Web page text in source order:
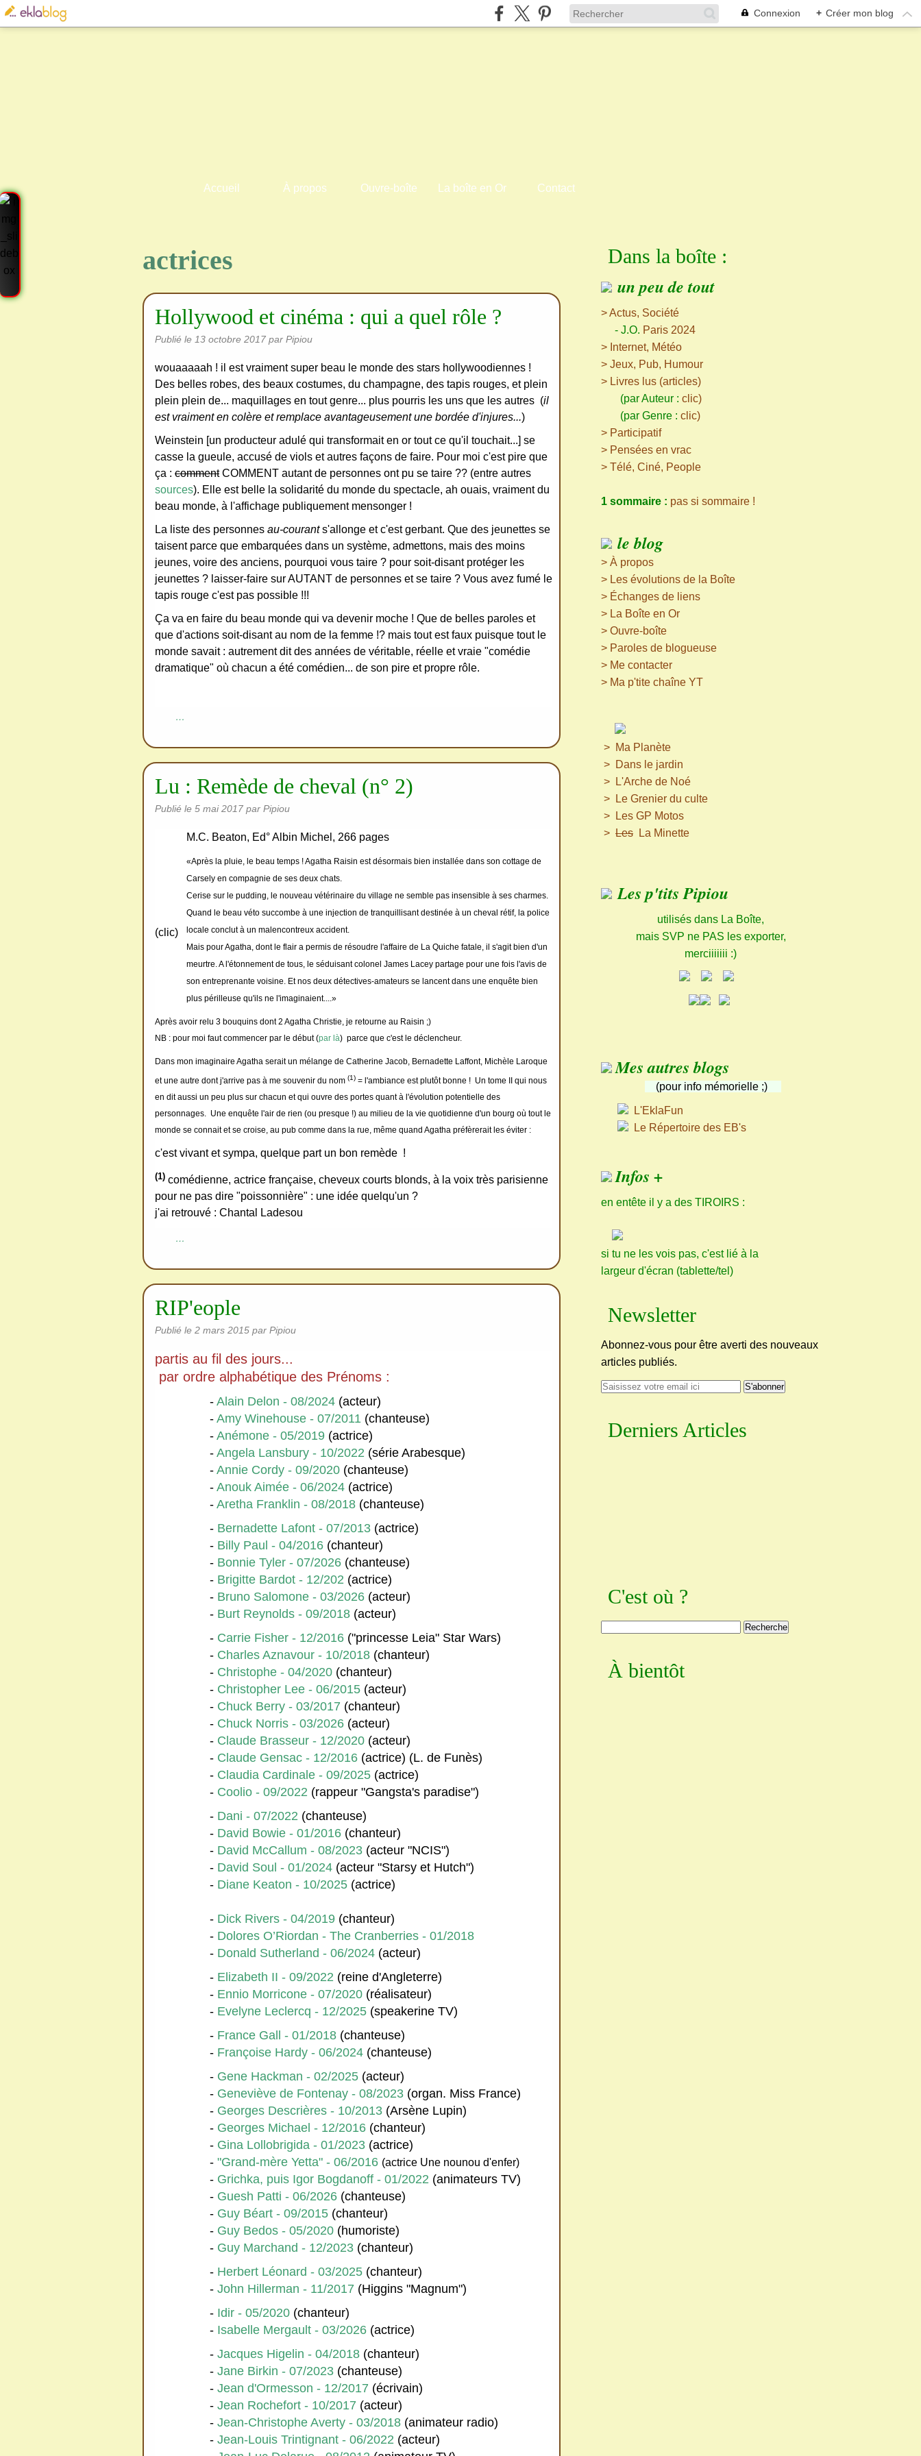
Connexion + Créer mon blog
Accueil À propos Ouvre-boîte La boîte en Or Contact
actrices
Hollywood et cinéma : qui a quel rôle ?
Publié le 13 octobre 2017 par Pipiou
wouaaaaah ! il est vraiment super beau le monde des stars hollywoodiennes !
Des belles robes, des beaux costumes, du champagne, des tapis rouges, et plein
plein plein de... maquillages en tout genre... plus pourris les uns que les autres (il
est vraiment en colère et remplace avantageusement une bordée d'injures...)
Weinstein [un producteur adulé qui transformait en or tout ce qu'il touchait...] se
casse la gueule, accusé de viols et autres façons de faire. Pour moi c'est pire que
ça : commentCOMMENT autant de personnes ont pu se taire ?? (entre autres
sources). Elle est belle la solidarité du monde du spectacle, ah ouais, vraiment du
beau monde, à l'affichage publiquement mensonger !
La liste des personnes au-courants'allonge et c'est gerbant. Que des jeunettes se
taisent parce que embarquées dans un système, admettons, mais des moins
jeunes, voire des anciens, pourquoi vous taire ? pour soit-disant protéger les
jeunettes ? laisser-faire sur AUTANT de personnes et se taire ? Vous avez fumé le
tapis rouge c'est pas possible !!!
Ça va en faire du beau monde qui va devenir moche ! Que de belles paroles et
que d'actions soit-disant au nom de la femme !? mais tout est faux puisque tout le
monde savait : autrement dit des années de véritable, réelle et vraie "comédie
dramatique" où chacun a été comédien... de son pire et propre rôle.
…
Lu : Remède de cheval (n° 2)
Publié le 5 mai 2017 par Pipiou
(clic)
M.C. Beaton, Ed° Albin Michel, 266 pages
«Après la pluie, le beau temps ! Agatha Raisin est désormais bien installée dans son cottage de
Carsely en compagnie de ses deux chats.
Cerise sur le pudding, le nouveau vétérinaire du village ne semble pas insensible à ses charmes.
Quand le beau véto succombe à une injection de tranquillisant destinée à un cheval rétif, la police
locale conclut à un malencontreux accident.
Mais pour Agatha, dont le flair a permis de résoudre l'affaire de La Quiche fatale, il s'agit bien d'un
meurtre. A l'étonnement de tous, le séduisant colonel James Lacey partage pour une fois l'avis de
son entreprenante voisine. Et nos deux détectives-amateurs se lancent dans une enquête bien
plus périlleuse qu'ils ne l'imaginaient....»
Après avoir relu 3 bouquins dont 2 Agatha Christie, je retourne au Raisin ;)
NB : pour moi faut commencer par le début (par là) parce que c'est le déclencheur.
Dans mon imaginaire Agatha serait un mélange de Catherine Jacob, Bernadette Laffont, Michèle Laroque
et une autre dont j'arrive pas à me souvenir du nom (1) = l'ambiance est plutôt bonne ! Un tome II qui nous
en dit aussi un peu plus sur chacun et qui ouvre des portes quant à l'évolution potentielle des
personnages. Une enquête l'air de rien (ou presque !) au milieu de la vie quotidienne d'un bourg où tout le
monde se connait et se croise, au pub comme dans la rue, même quand Agatha préfèrerait les éviter :
c'est vivant et sympa, quelque part un bon remède !
(1) comédienne, actrice française, cheveux courts blonds, à la voix très parisienne
pour ne pas dire "poissonnière" : une idée quelqu'un ?
j'ai retrouvé : Chantal Ladesou
…
RIP'eople
Publié le 2 mars 2015 par Pipiou
partis au fil des jours...
par ordre alphabétique des Prénoms :
- Alain Delon - 08/2024 (acteur)
- Amy Winehouse - 07/2011 (chanteuse)
- Anémone - 05/2019 (actrice)
- Angela Lansbury - 10/2022 (série Arabesque)
- Annie Cordy - 09/2020 (chanteuse)
- Anouk Aimée - 06/2024 (actrice)
- Aretha Franklin - 08/2018 (chanteuse)
- Bernadette Lafont - 07/2013 (actrice)
- Billy Paul - 04/2016 (chanteur)
- Bonnie Tyler - 07/2026 (chanteuse)
- Brigitte Bardot - 12/202 (actrice)
- Bruno Salomone - 03/2026 (acteur)
- Burt Reynolds - 09/2018 (acteur)
- Carrie Fisher - 12/2016 ("princesse Leia" Star Wars)
- Charles Aznavour - 10/2018 (chanteur)
- Christophe - 04/2020 (chanteur)
- Christopher Lee - 06/2015 (acteur)
- Chuck Berry - 03/2017 (chanteur)
- Chuck Norris - 03/2026 (acteur)
- Claude Brasseur - 12/2020 (acteur)
- Claude Gensac - 12/2016 (actrice) (L. de Funès)
- Claudia Cardinale - 09/2025 (actrice)
- Coolio - 09/2022 (rappeur "Gangsta's paradise")
- Dani - 07/2022 (chanteuse)
- David Bowie - 01/2016 (chanteur)
- David McCallum - 08/2023 (acteur "NCIS")
- David Soul - 01/2024 (acteur "Starsy et Hutch")
- Diane Keaton - 10/2025 (actrice)
- Dick Rivers - 04/2019 (chanteur)
- Dolores O’Riordan - The Cranberries - 01/2018
- Donald Sutherland - 06/2024 (acteur)
- Elizabeth II - 09/2022 (reine d'Angleterre)
- Ennio Morricone - 07/2020 (réalisateur)
- Evelyne Leclercq - 12/2025 (speakerine TV)
- France Gall - 01/2018 (chanteuse)
- Françoise Hardy - 06/2024 (chanteuse)
- Gene Hackman - 02/2025 (acteur)
- Geneviève de Fontenay - 08/2023 (organ. Miss France)
- Georges Descrières - 10/2013 (Arsène Lupin)
- Georges Michael - 12/2016 (chanteur)
- Gina Lollobrigida - 01/2023 (actrice)
- "Grand-mère Yetta" - 06/2016 (actrice Une nounou d'enfer)
- Grichka, puis Igor Bogdanoff - 01/2022 (animateurs TV)
- Guesh Patti - 06/2026 (chanteuse)
- Guy Béart - 09/2015 (chanteur)
- Guy Bedos - 05/2020 (humoriste)
- Guy Marchand - 12/2023 (chanteur)
- Herbert Léonard - 03/2025 (chanteur)
- John Hillerman - 11/2017 (Higgins "Magnum")
- Idir - 05/2020 (chanteur)
- Isabelle Mergault - 03/2026 (actrice)
- Jacques Higelin - 04/2018 (chanteur)
- Jane Birkin - 07/2023 (chanteuse)
- Jean d'Ormesson - 12/2017 (écrivain)
- Jean Rochefort - 10/2017 (acteur)
- Jean-Christophe Averty - 03/2018 (animateur radio)
- Jean-Louis Trintignant - 06/2022 (acteur)
Dans la boîte :
un peu de tout
> Actus, Société
- J.O. Paris 2024
> Internet, Météo
> Jeux, Pub, Humour
> Livres lus (articles)
(par Auteur : clic)
(par Genre : clic)
> Participatif
> Pensées en vrac
> Télé, Ciné, People
1 sommaire : pas si sommaire !
le blog
> À propos
> Les évolutions de la Boîte
> Échanges de liens
> La Boîte en Or
> Ouvre-boîte
> Paroles de blogueuse
> Me contacter
> Ma p'tite chaîne YT
> Ma Planète
> Dans le jardin
>
L'Arche de Noé
>
Le Grenier du culte
>
Les GP Motos
> Les La Minette
Les p'tits Pipiou
utilisés dans La Boîte,
mais SVP ne PAS les exporter,
merciiiiiii :)
Mes autres blogs
(pour info mémorielle ;)
L'EklaFun
Le Répertoire des EB's
Infos +
en entête il y a des TIROIRS :
si tu ne les vois pas, c'est lié à la
largeur d'écran (tablette/tel)
Newsletter
Abonnez-vous pour être averti des nouveaux
articles publiés.
Derniers Articles
C'est où ?
À bientôt